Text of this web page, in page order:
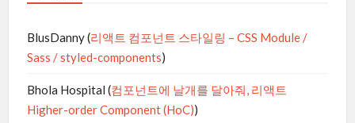
BlusDanny(리액트 컴포넌트 스타일링 – CSS Module /
Sass / styled-components)
Bhola Hospital (컴포넌트에 날개를 달아줘, 리액트
Higher-order Component (HoC))